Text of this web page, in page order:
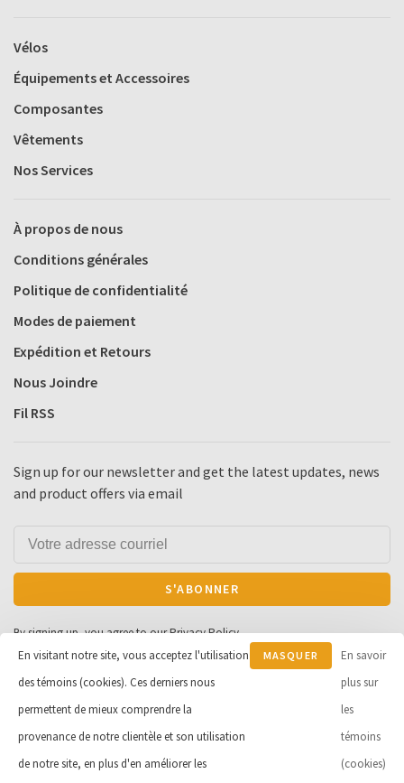
Vélos
Équipements et Accessoires
Composantes
Vêtements
Nos Services
À propos de nous
Conditions générales
Politique de confidentialité
Modes de paiement
Expédition et Retours
Nous Joindre
Fil RSS
Sign up for our newsletter and get the latest updates, news
and product offers via email
S'ABONNER
By signing up, you agree to our Privacy Policy.
© Copyright 2026 Cycle et Sports
- Theme byHuysmans.me
En visitant notre site, vous acceptez l'utilisation
des témoins (cookies). Ces derniers nous
permettent de mieux comprendre la
provenance de notre clientèle et son utilisation
de notre site, en plus d'en améliorer les
MASQUER
En savoir
plus sur
les
témoins
(cookies)